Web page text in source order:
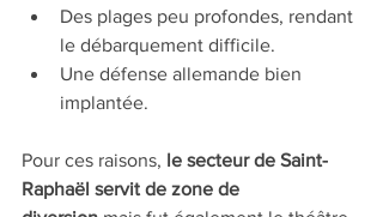
Des plages peu profondes, rendant
le débarquement difficile.
Une défense allemande bien
implantée.
Pour ces raisons, le secteur de Saint-
Raphaël servit de zone de